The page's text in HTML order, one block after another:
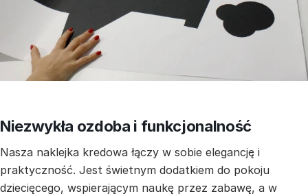
Niezwykła ozdoba i funkcjonalność
Nasza naklejka kredowa łączy w sobie elegancję i
praktyczność. Jest świetnym dodatkiem do pokoju
dziecięcego, wspierającym naukę przez zabawę, a w